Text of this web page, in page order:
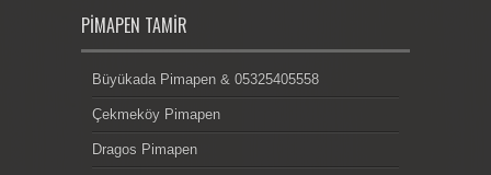
PIMAPEN TAMIR
Büyükada Pimapen & 05325405558
Çekmeköy Pimapen
Dragos Pimapen